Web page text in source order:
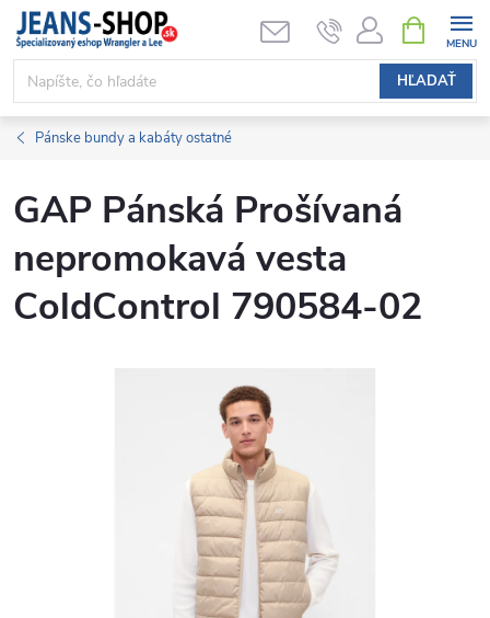
Prejsť
obsah
HĽADAŤ
KOŠÍK
Pánske bundy a kabáty ostatné
GAP Pánská Prošívaná
nepromokavá vesta
ColdControl 790584-02